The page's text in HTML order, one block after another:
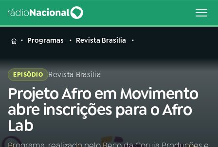
MENU
Buscar
na
Rádio
Nacional
Buscar
AO VIVO
Programas Revista Brasília
EPISÓDIO Revista Brasília
Projeto Afro em Movimento
abre inscrições para o Afro
Lab